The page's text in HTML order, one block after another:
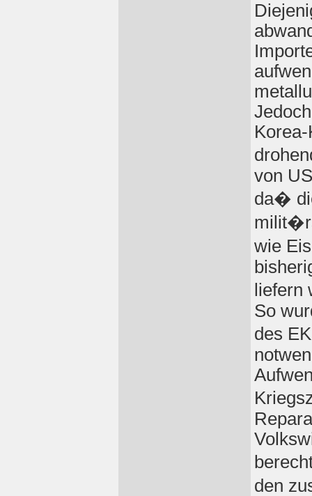
von
da�
wie
So
des
den